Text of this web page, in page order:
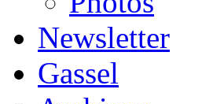
Newsletter
Gassel